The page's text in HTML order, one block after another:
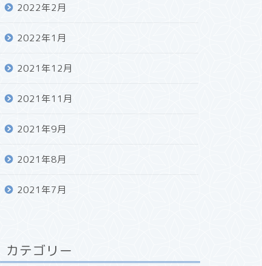
2022年2月
2022年1月
2021年12月
2021年11月
2021年9月
2021年8月
2021年7月
カテゴリー